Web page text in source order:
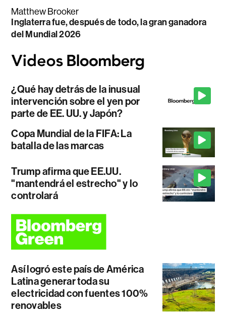
Matthew Brooker
Inglaterra fue, después de todo, la gran ganadora
del Mundial 2026
¿Qué hay detrás de la inusual
intervención sobre el yen por
parte de EE. UU. y Japón?
Copa Mundial de la FIFA: La
batalla de las marcas
Trump afirma que EE.UU.
"mantendrá el estrecho" y lo
controlará
Así logró este país de América
Latina generar toda su
electricidad con fuentes 100%
renovables